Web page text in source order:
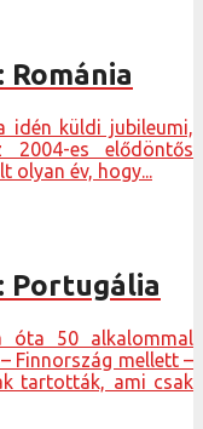
Románia
idén küldi jubileumi,
es elődöntős
olyan év, hogy...
Portugália
óta 50 alkalommal
Finnország mellett –
tartották, ami csak